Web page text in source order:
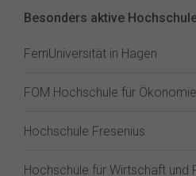
Besonders aktive
FernUniversität in Hagen
FOM Hochschule für
Hochschule Fresenius
Hochschule für Wirtschaft und